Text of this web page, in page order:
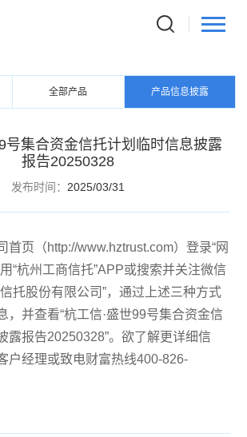
信托产品
全部产品 产品信息披露
号集合资金信托计划临时信息披露
报告20250328
发布时间： 2025/03/31
首页（http://www.hztrust.com）登录“网
用“杭州工商信托”APP或搜索并关注微信
托股份有限公司”，通过上述三种方式
，并查看“杭工信·盛世99号集合资金信
露报告20250328”。欲了解更详细信
户经理或致电财富热线400-826-